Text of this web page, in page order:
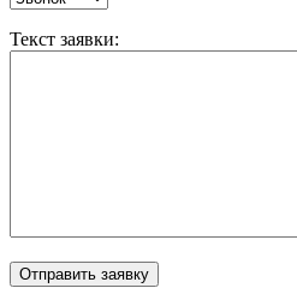
Текст заявки: